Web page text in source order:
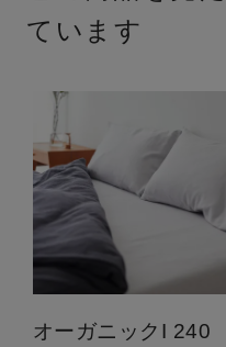
ています
オーガニックI 240